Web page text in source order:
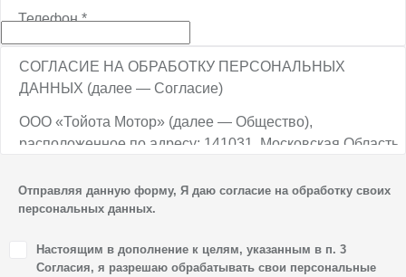
Телефон*
СОГЛАСИЕ НА ОБРАБОТКУ ПЕРСОНАЛЬНЫХ
ДАННЫХ (далее — Согласие)
ООО «Тойота Мотор» (далее — Общество),
расположенное по адресу: 141031, Московская Область,
Автомобильный, стр. 5А/1, является оператором
персональных данных.
1. Настоящим я даю согласие Обществу на обработку
своих персональных данных, а именно: имени, отчества,
Отправляя данную форму, Я даю согласие на обработку своих
персональных данных.
Настоящим в дополнение к целям, указанным в п. 3
Согласия, я разрешаю обрабатывать свои персональные